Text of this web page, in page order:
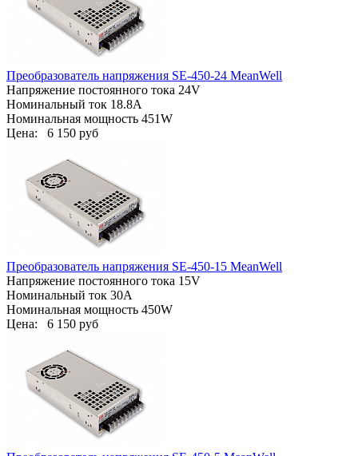
Преобразователь напряжения SE-450-24 MeanWell
Напряжение постоянного тока 24V
Номинальный ток 18.8A
Номинальная мощность 451W
Цена: 6 150 руб
Преобразователь напряжения SE-450-15 MeanWell
Напряжение постоянного тока 15V
Номинальный ток 30A
Номинальная мощность 450W
Цена: 6 150 руб